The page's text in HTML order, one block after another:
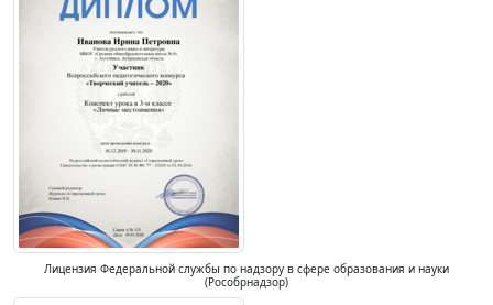
Лицензия Федеральной службы по надзору в сфере образования и науки
(Рособрнадзор)